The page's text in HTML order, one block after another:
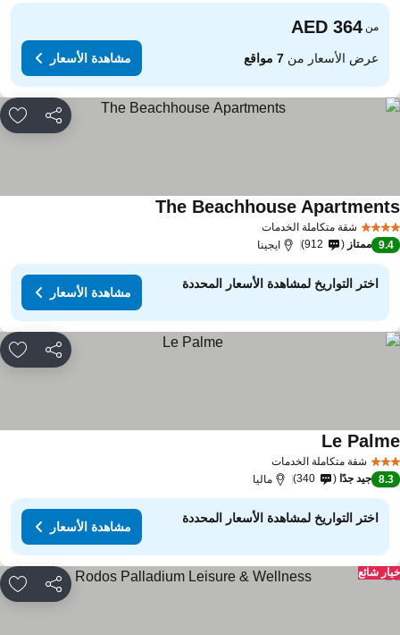
من
عرض الأسعار من7 مواقع مشاهدة الأسعار
مشاركة
شقة متكاملة الخدمات
The Beachhouse
9.4 ممتاز 912 ايجينا
اختر التواريخ لمشاهدة الأسعار المحددة
مشاهدة الأسعار
مشاركة
شقة متكاملة الخدمات
Le
8.3 جيد جدًا 340 ماليا
اختر التواريخ لمشاهدة الأسعار المحددة
مشاهدة الأسعار
مشاركة
شائع